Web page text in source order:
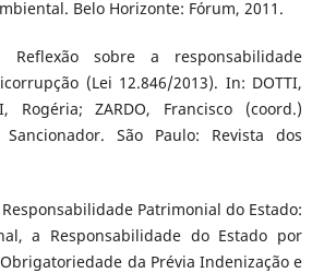
Belo Horizonte: Fórum, 2011.
Reflexão sobre a responsabilidade
(Lei 12.846/2013). In: DOTTI,
Rogéria; ZARDO, Francisco (coord.)
São Paulo: Revista dos
Patrimonial do Estado:
a Responsabilidade do Estado por
da Prévia Indenização e